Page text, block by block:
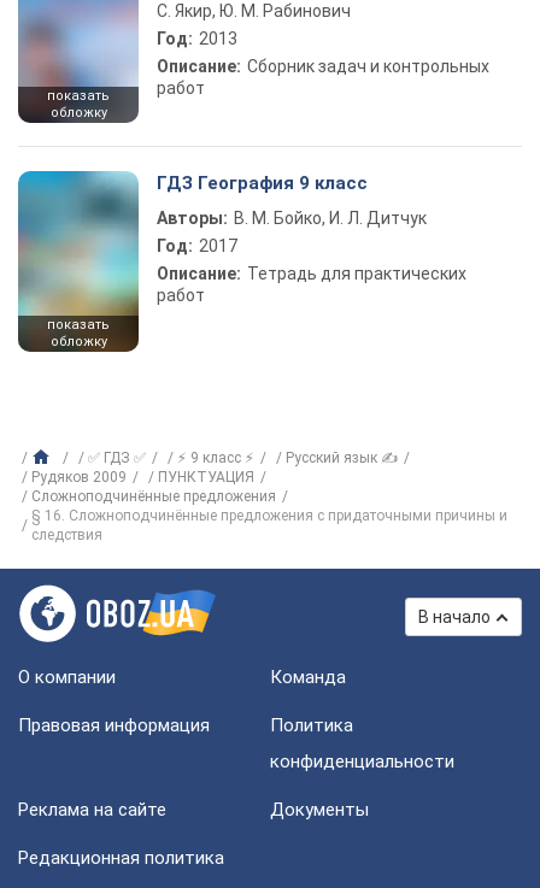
показать
обложку
С. Якир, Ю. М. Рабинович
Год: 2013
Описание: Сборник задач и контрольных
работ
показать
обложку
ГДЗ География 9 класс
Авторы: В. М. Бойко, И. Л. Дитчук
Год: 2017
Описание: Тетрадь для практических
работ
✅ ГДЗ ✅ ⚡ 9 класс ⚡
Русский язык ✍
Рудяков 2009
ПУНКТУАЦИЯ
Сложноподчинённые предложения
§ 16. Сложноподчинённые предложения с придаточными причины и
следствия
В начало
О компании Команда
Правовая информация
Политика
конфиденциальности
Реклама на сайте Документы
Редакционная политика